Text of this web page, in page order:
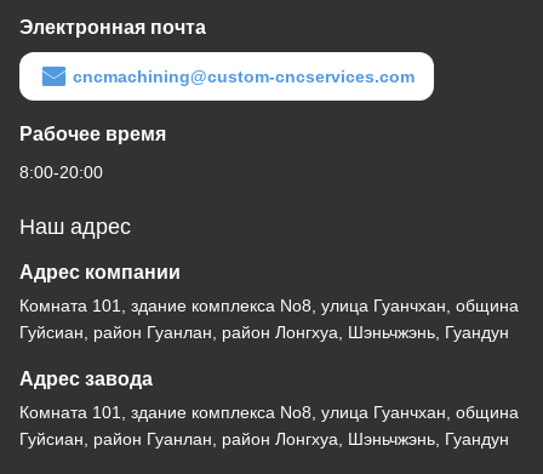
Электронная почта
cncmachining@custom-cncservices.com
Рабочее время
8:00-20:00
Наш адрес
Адрес компании
Комната 101, здание комплекса No8, улица Гуанчхан, община
Гуйсиан, район Гуанлан, район Лонгхуа, Шэньчжэнь, Гуандун
Адрес завода
Комната 101, здание комплекса No8, улица Гуанчхан, община
Гуйсиан, район Гуанлан, район Лонгхуа, Шэньчжэнь, Гуандун